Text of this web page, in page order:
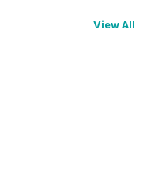
View All